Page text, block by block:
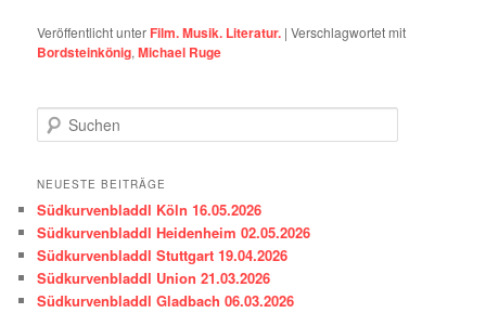
Veröffentlicht unter Film. Musik. Literatur. |Verschlagwortet mit
Bordsteinkönig,Michael Ruge
u
h
n
NEUESTE BEITRÄGE
Südkurvenbladdl Köln 16.05.2026
Südkurvenbladdl Heidenheim 02.05.2026
Südkurvenbladdl Stuttgart 19.04.2026
Südkurvenbladdl Union 21.03.2026
Südkurvenbladdl Gladbach 06.03.2026